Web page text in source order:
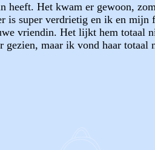
heeft. Het kwam er gewoon,
is super verdrietig en ik en
vriendin. Het lijkt hem totaal
maar ik vond haar totaal